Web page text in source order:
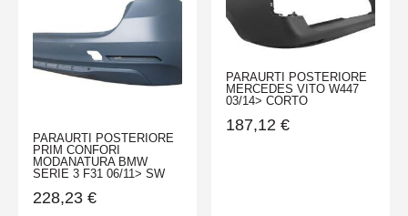
PARAURTI POSTERIORE
PRIM CONFORI
MODANATURA BMW
SERIE 3 F31 06/11> SW
228,23 €
PARAURTI POSTERIORE
MERCEDES VITO W447
03/14> CORTO
187,12 €